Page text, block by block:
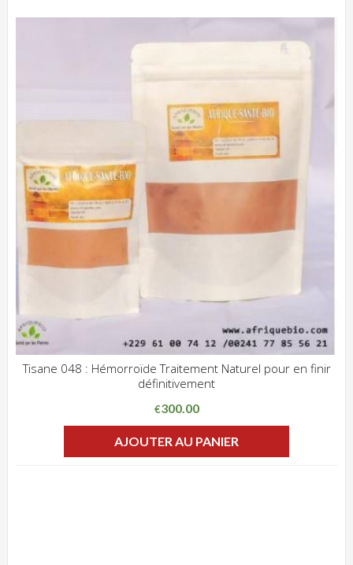
Tisane 048 : Hémorroïde Traitement Naturel pour en finir
définitivement
€300.00
AJOUTER AU PANIER